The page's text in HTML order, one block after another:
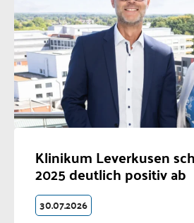
Klinikum Leverkusen
2025 deutlich positiv ab
30.07.2026